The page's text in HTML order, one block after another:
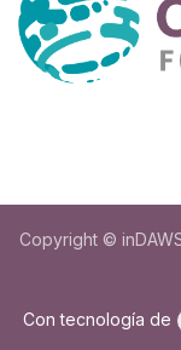
Con tecnología de